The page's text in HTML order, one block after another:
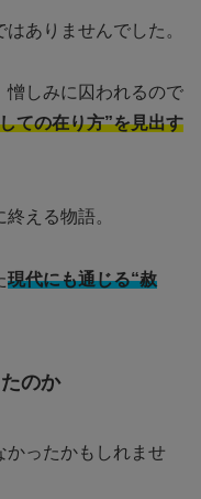
ありませんでした。
憎しみに囚われるので
ての在り方”を見出す
える物語。
現代にも通じる“赦
のか
かったかもしれませ